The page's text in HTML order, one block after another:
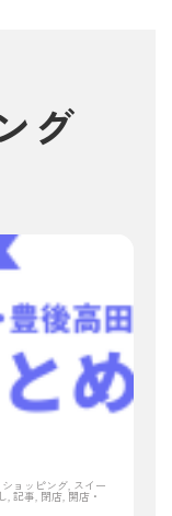
グ
ョッピング, スイー
, 記事, 閉店, 開店・